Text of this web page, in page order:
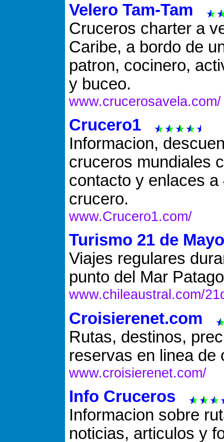
Velero Tam-Tam
Cruceros charter a
Caribe, a bordo de
patron, cocinero,
y buceo.
www.crucerosavela.com/
Crucero1
Informacion,
cruceros mundiales
contacto y enlaces
crucero.
www.Crucero1.com/
Turismo 21 de Mayo
Viajes regulares
punto del Mar
www.chileaustral.com/
Croisierenet.com
Rutas, destinos,
reservas en linea de
www.croisierenet.com/
Info Cruceros
Informacion sobre
noticias, articulos y